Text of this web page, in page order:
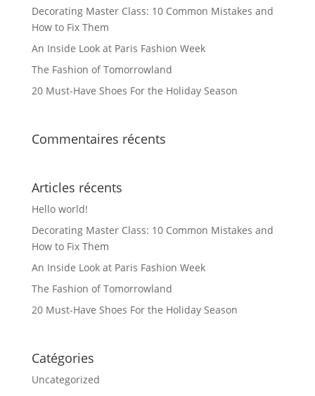
Decorating Master Class: 10 Common Mistakes and
How to Fix Them
An Inside Look at Paris Fashion Week
The Fashion of Tomorrowland
20 Must-Have Shoes For the Holiday Season
Commentaires récents
Articles récents
Hello world!
Decorating Master Class: 10 Common Mistakes and
How to Fix Them
An Inside Look at Paris Fashion Week
The Fashion of Tomorrowland
20 Must-Have Shoes For the Holiday Season
Catégories
Uncategorized